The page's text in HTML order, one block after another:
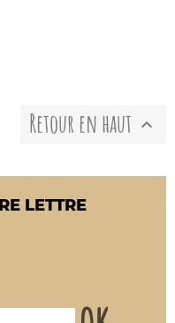
Retour en haut 
LETTRE